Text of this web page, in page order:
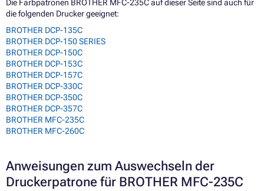
Die Farbpatronen BROTHER MFC-235C auf dieser Seite sind auch für
die folgenden Drucker geeignet:
BROTHER DCP-135C
BROTHER DCP-150 SERIES
BROTHER DCP-150C
BROTHER DCP-153C
BROTHER DCP-157C
BROTHER DCP-330C
BROTHER DCP-350C
BROTHER DCP-357C
BROTHER MFC-235C
BROTHER MFC-260C
Anweisungen zum Auswechseln der
Druckerpatrone für BROTHER MFC-235C